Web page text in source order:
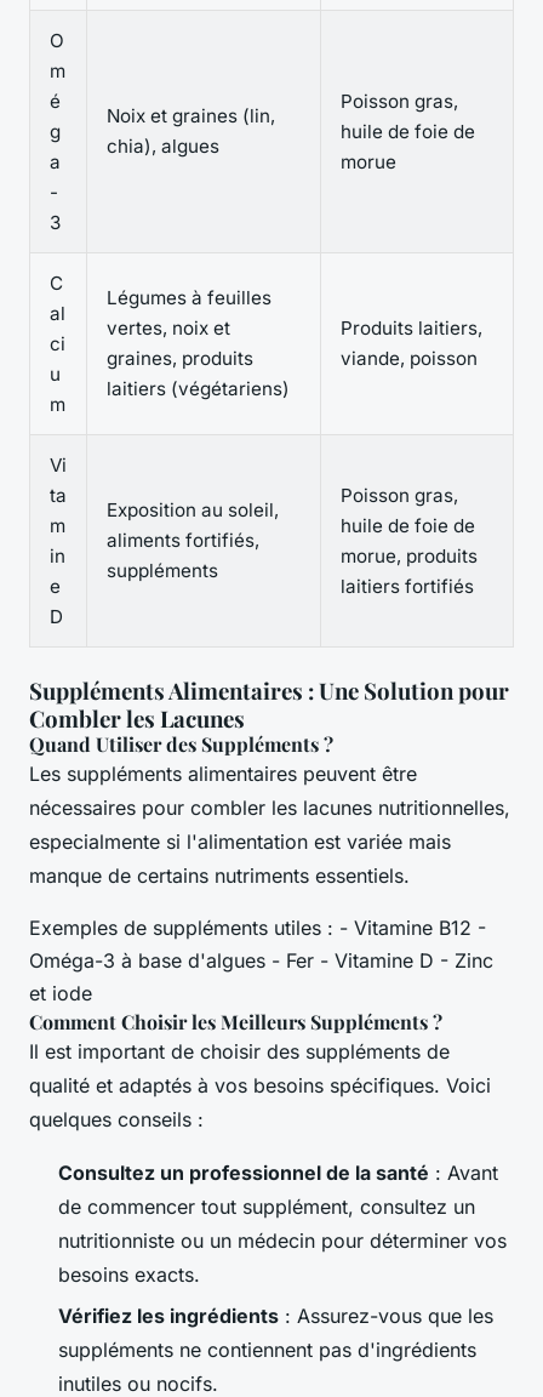
O
m
é
g
a
-
3
Noix et graines (lin,
chia), algues
Poisson gras,
huile de foie de
morue
C
al
ci
u
m
Légumes à feuilles
vertes, noix et
graines, produits
laitiers (végétariens)
Produits laitiers,
viande, poisson
Vi
ta
m
in
e
D
Exposition au soleil,
aliments fortifiés,
suppléments
Poisson gras,
huile de foie de
morue, produits
laitiers fortifiés
Suppléments Alimentaires : Une Solution pour
Combler les Lacunes
Quand Utiliser des Suppléments ?
Les suppléments alimentaires peuvent être
nécessaires pour combler les lacunes nutritionnelles,
especialmente si l'alimentation est variée mais
manque de certains nutriments essentiels.
Exemples de suppléments utiles : - Vitamine B12 -
Oméga-3 à base d'algues - Fer - Vitamine D - Zinc
et iode
Comment Choisir les Meilleurs Suppléments ?
Il est important de choisir des suppléments de
qualité et adaptés à vos besoins spécifiques. Voici
quelques conseils :
Consultez un professionnel de la santé : Avant
de commencer tout supplément, consultez un
nutritionniste ou un médecin pour déterminer vos
besoins exacts.
Vérifiez les ingrédients : Assurez-vous que les
suppléments ne contiennent pas d'ingrédients
inutiles ou nocifs.